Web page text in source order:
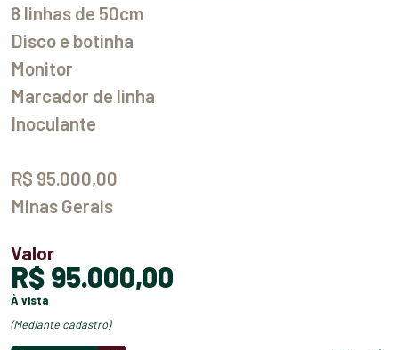
8 linhas de 50cm
Disco e botinha
Monitor
Marcador de linha
Inoculante
R$ 95.000,00
Minas Gerais
Valor
R$ 95.000,00
à vista
(mediante cadastro)